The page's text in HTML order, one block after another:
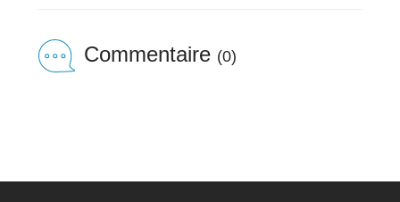
Commentaire (0)